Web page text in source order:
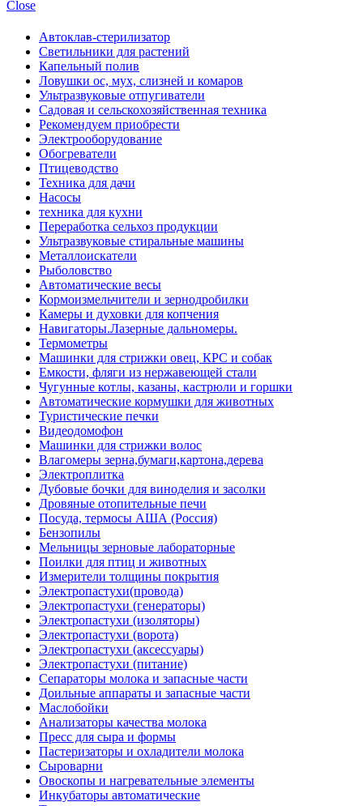
Close
Автоклав-стерилизатор
Светильники для растений
Капельный полив
Ловушки ос, мух, слизней и комаров
Ультразвуковые отпугиватели
Садовая и сельскохозяйственная техника
Рекомендуем приобрести
Электрооборудование
Обогреватели
Птицеводство
Техника для дачи
Насосы
техника для кухни
Переработка сельхоз продукции
Ультразвуковые стиральные машины
Металлоискатели
Рыболовство
Автоматические весы
Кормоизмельчители и зернодробилки
Камеры и духовки для копчения
Навигаторы.Лазерные дальномеры.
Термометры
Машинки для стрижки овец, КРС и собак
Емкости, фляги из нержавеющей стали
Чугунные котлы, казаны, кастрюли и горшки
Автоматические кормушки для животных
Туристические печки
Видеодомофон
Машинки для стрижки волос
Влагомеры зерна,бумаги,картона,дерева
Электроплитка
Дубовые бочки для виноделия и засолки
Дровяные отопительные печи
Посуда, термосы АША (Россия)
Бензопилы
Мельницы зерновые лабораторные
Поилки для птиц и животных
Измерители толщины покрытия
Электропастухи(провода)
Электропастухи (генераторы)
Электропастухи (изоляторы)
Электропастухи (ворота)
Электропастухи (аксессуары)
Электропастухи (питание)
Сепараторы молока и запасные части
Доильные аппараты и запасные части
Маслобойки
Анализаторы качества молока
Пресс для сыра и формы
Пастеризаторы и охладители молока
Сыроварни
Овоскопы и нагревательные элементы
Инкубаторы автоматические